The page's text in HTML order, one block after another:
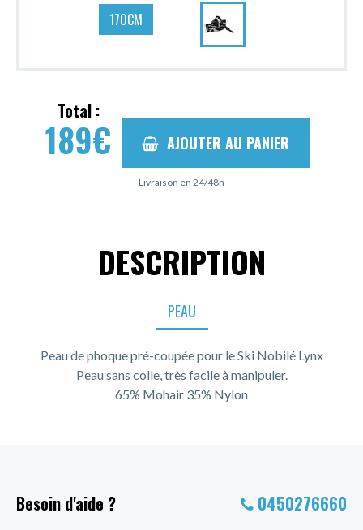
170CM
Total :
189€ AJOUTER AU PANIER
Livraison en 24/48h
DESCRIPTION
PEAU
Peau de phoque pré-coupée pour le Ski Nobilé Lynx
Peau sans colle, très facile à manipuler.
65% Mohair 35% Nylon
Besoin d'aide ? 0450276660